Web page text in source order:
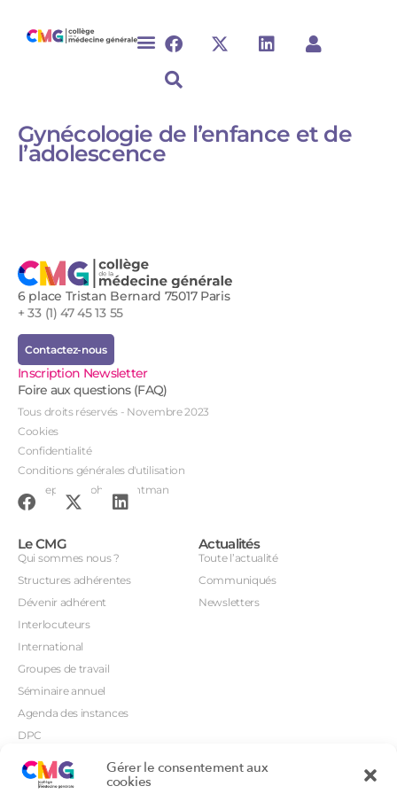
Gérer le consentement aux
cookies
Gynécologie de l’enfance et de
l’adolescence​​​
6 place Tristan Bernard 75017 Paris
+ 33 (1) 47 45 13 55
Contactez-nous
Inscription Newsletter
Foire aux questions (FAQ)
Tous droits réservés - Novembre 2023
Cookies
Confidentialité
Conditions générales d'utilisation
Conception : John Brightman
Le CMG
Qui sommes nous ?
Structures adhérentes
Dévenir adhérent
Interlocuteurs
International
Groupes de travail
Séminaire annuel
Agenda des instances
DPC
Orientations prioritaires
Actualités
Toute l’actualité
Communiqués
Newsletters